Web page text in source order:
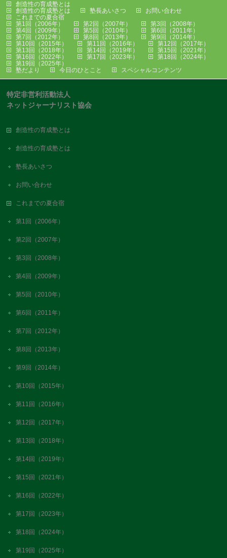
創造性の育成塾とは
創造性の育成塾とは
塾長あいさつ
お問い合わせ
これまでの夏合宿
第1回（2006年）
第2回（2007年）
第3回（2008年）
第4回（2009年）
第5回（2010年）
第6回（2011年）
第7回（2012年）
第8回（2013年）
第9回（2014年）
第10回（2015年）
第11回（2016年）
第12回（2017年）
第13回（2018年）
第14回（2019年）
第15回（2021年）
第16回（2022年）
第17回（2023年）
第18回（2024年）
第19回（2025年）
塾だより
今日のひとこと スペシャルコンテンツ
特定非営利活動法人
ネットジャーナリスト協会
創造性の育成塾とは
創造性の育成塾とは
塾長あいさつ
お問い合わせ
これまでの夏合宿
第1回（2006年）
第2回（2007年）
第3回（2008年）
第4回（2009年）
第5回（2010年）
第6回（2011年）
第7回（2012年）
第8回（2013年）
第9回（2014年）
第10回（2015年）
第11回（2016年）
第12回（2017年）
第13回（2018年）
第14回（2019年）
第15回（2021年）
第16回（2022年）
第17回（2023年）
第18回（2024年）
第19回（2025年）